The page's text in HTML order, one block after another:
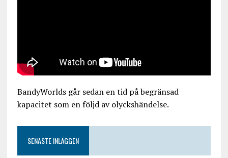
BandyWorlds går sedan en tid på begränsad
kapacitet som en följd av olyckshändelse.
SENASTE INLÄGGEN